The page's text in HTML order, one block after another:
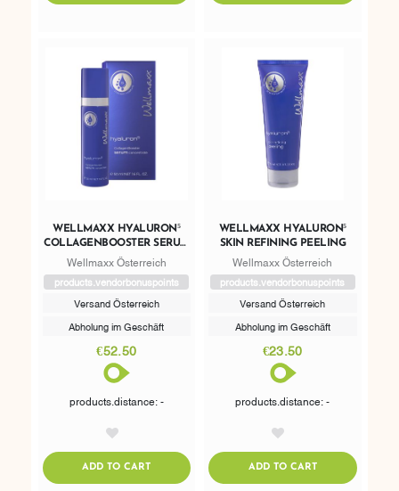
WELLMAXX HYALURON⁵
COLLAGENBOOSTER SERUM
CONCENTRATE
Wellmaxx Österreich
products.vendorbonuspoints
Versand Österreich
Abholung im Geschäft
€52.50
products.distance: -
ADD TO CARTADDTOCART
WELLMAXX HYALURON⁵
SKIN REFINING PEELING
Wellmaxx Österreich
products.vendorbonuspoints
Versand Österreich
Abholung im Geschäft
€23.50
products.distance: -
ADD TO CARTADDTOCART